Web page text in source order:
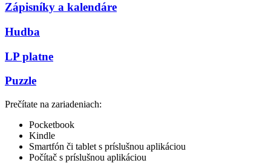
Zápisníky a kalendáre
Hudba
LP platne
Puzzle
Prečítate na zariadeniach:
Pocketbook
Kindle
Smartfón či tablet s príslušnou aplikáciou
Počítač s príslušnou aplikáciou